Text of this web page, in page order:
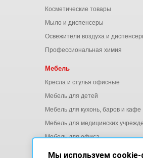
Косметические товары
Мыло и диспенсеры
Освежители воздуха и
Профессиональная химия
Мебель
Кресла и стулья офисные
Мебель для детей
Мебель для кухонь, баров и кафе
Мебель для медицинских
Мебель для офиса
Мы используем